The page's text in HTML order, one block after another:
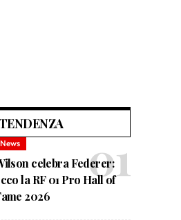
News
celebra Federer:
la RF 01 Pro Hall of
2026